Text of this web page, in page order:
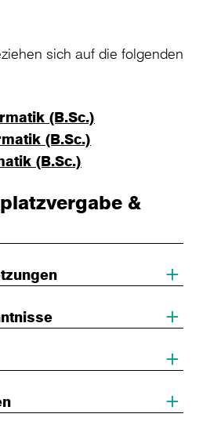
sich auf die folgenden
(B.Sc.)
(B.Sc.)
(B.Sc.)
&